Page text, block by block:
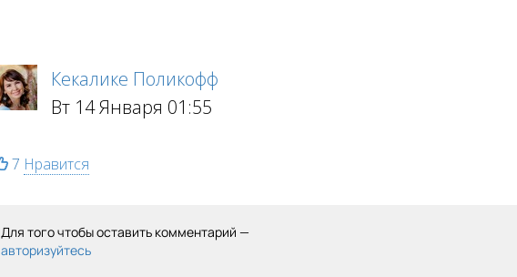
Кекалике Поликофф
Вт 14 Января 01:55
7 Нравится
Для того чтобы оставить комментарий —
авторизуйтесь